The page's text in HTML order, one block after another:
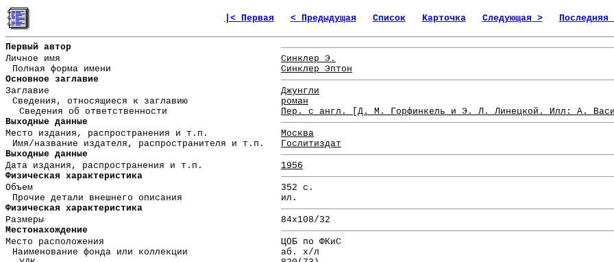
|< Первая < Предыдущая Список Карточка Следующая > Последняя
Первый автор
Личное имя
Синклер Э.
Полная форма имени
Синклер Эптон
Основное заглавие
Заглавие
Джунгли
Сведения, относящиеся к заглавию
роман
Сведения об ответственности
Пер. с англ. [Д. М. Горфинкель и Э. Л. Линецкой. Илл: А.
Выходные данные
Место издания, распространения и т.п.
Москва
Имя/название издателя, распространителя и т.п.
Гослитиздат
Выходные данные
Дата издания, распространения и т.п.
1956
Физическая характеристика
Объем
352 с.
Прочие детали внешнего описания
ил.
Физическая характеристика
Размеры
84x108/32
Местонахождение
Место расположения
ЦОБ по ФКиС
Наименование фонда или коллекции
аб. х/л